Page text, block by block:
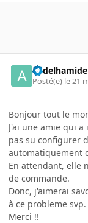
Posté(e) le 21
Bonjour tout le
J'ai une amie qui
pas su configurer
automatiquement
En attendant, elle
de commande.
Donc, j'aimerai
à ce probleme svp.
Merci !!